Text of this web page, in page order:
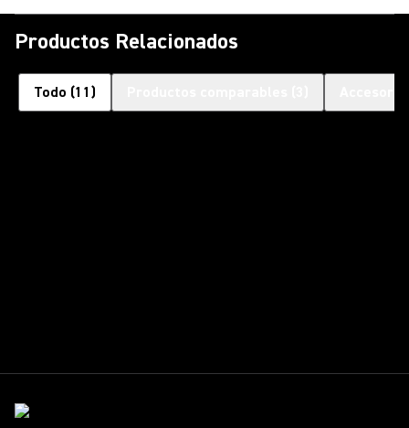
Productos Relacionados
Todo (11 )